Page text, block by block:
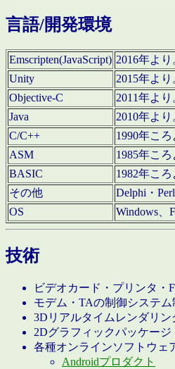
言語/開発環境
Emscripten(JavaScript) 2016年より
Unity
2015年よ
Objective-C
2011年より
Java
2010年よ
C/C++
1990年こ
ASM
1985年こ
BASIC
1982年こ
その他
Delphi・
OS
Windows、
技術
ビデオカード・プリンタ・
モデム・TAの制御システム
3Dリアルタイムレンダリン
2Dグラフィックパッケージ
各種オンラインソフトウェ
Androidプロダクト